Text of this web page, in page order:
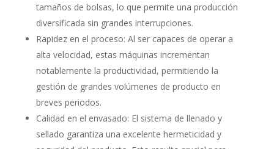
tamaños de bolsas, lo que permite una producción
diversificada sin grandes interrupciones.
Rapidez en el proceso: Al ser capaces de operar a
alta velocidad, estas máquinas incrementan
notablemente la productividad, permitiendo la
gestión de grandes volúmenes de producto en
breves periodos.
Calidad en el envasado: El sistema de llenado y
sellado garantiza una excelente hermeticidad y